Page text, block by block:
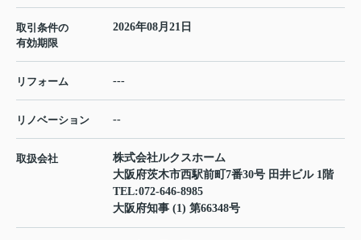
取引条件の
有効期限
2026年08月21日
リフォーム ---
リノベーション --
取扱会社
株式会社ルクスホーム
大阪府茨木市西駅前町7番30号 田井ビル 1階
TEL:072-646-8985
大阪府知事 (1) 第66348号